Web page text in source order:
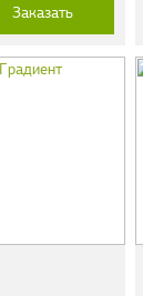
Заказать